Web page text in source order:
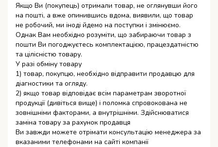
Якщо Ви (покупець) отримали товар, не оглянувши його
на пошті, а вже опинившись вдома, виявили, що товар
не робочий, ми іноді йдемо на поступки і змінюємо.
Однак Вам необхідно розуміти, що забираючи товар з
пошти Ви погоджуєтесь комплектацією, працездатністю
та цілісністю товару.
У разі обміну товару
1) товар, покупцю, необхідно відправити продавцю для
діагностики та огляду.
2) якщо товар відповідає всім параметрам зворотної
продукції (дивіться вище) і поломка спровокована не
зовнішніми факторами, а внутрішніми. Здійснюватися
заміна товару за рахунок продавця
Ви завжди можете отрімати консультацію менеджера за
вказаними телефонами на сайті компанії